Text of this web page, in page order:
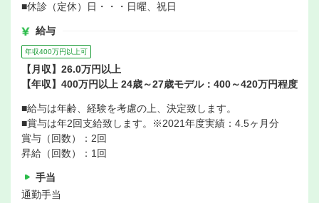
■休診（定休）日・・・日曜、祝日
給与
年収400万円以上可
【月収】26.0万円以上
【年収】400万円以上 24歳～27歳モデル：400～420万円程度
■給与は年齢、経験を考慮の上、決定致します。
■賞与は年2回支給致します。※2021年度実績：4.5ヶ月分
賞与（回数）：2回
昇給（回数）：1回
手当
通勤手当